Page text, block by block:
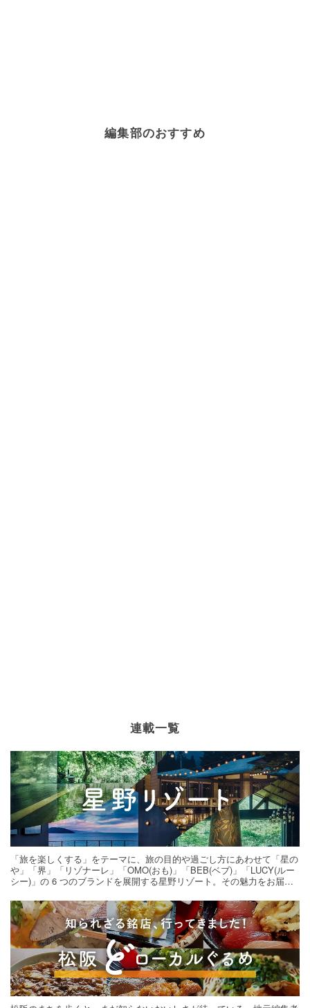
編集部のおすすめ
連載一覧
「旅を楽しくする」をテーマに、旅の目的や過ごし方にあわせて「星の
や」「界」「リゾナーレ」「OMO(おも)」「BEB(ベブ)」「LUCY(ルー
シー)」の 6 つのブランドを展開する星野リゾート。その魅力をお届け